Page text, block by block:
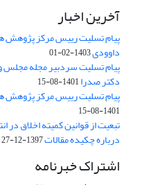
آخرین اخبار
پیام تسلیت رییس مرکز
داوودی1403-02-01
پیام تسلیت سردبیر مجله مجلس
دکتر صدرا1401-08-15
پیام تسلیت رییس مرکز
1401-08-15
تبعیت از قوانین کمیته اخلاق در
درباره چکیده مقالات1397-12-27
اشتراک خبرنامه